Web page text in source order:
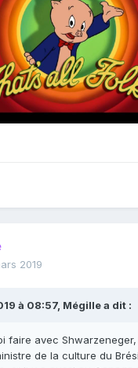
2019
à 08:57, Mégillea dit :
faire avec Shwarzeneger,
de la culture du